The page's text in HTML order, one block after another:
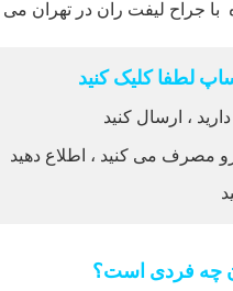
جراح لیفت ران در تهران می
لطفا کلیک کنید
، ارسال کنید
مصرف می کنید ، اطلاع دهید
چه فردی است؟